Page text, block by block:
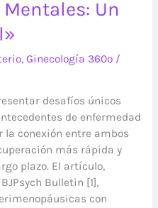
Un
, Ginecología 360º/
desafíos únicos
de enfermedad
la conexión entre ambos
más rápida y
plazo. El artículo,
Bulletin [1],
con